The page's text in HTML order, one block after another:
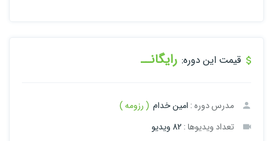
قیمت این دوره: رایگانــ
مدرس دوره : امین خدام ( رزومه )
تعداد ویدیوها :82 ویدیو